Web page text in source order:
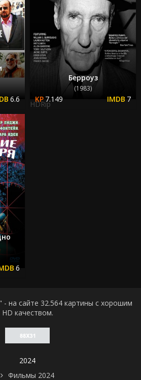
6.6
Берроуз
(1983)
7.149 7
HDRip
6
- на сайте 32.564 картины с хорошим
HD качеством.
2024
Фильмы 2024